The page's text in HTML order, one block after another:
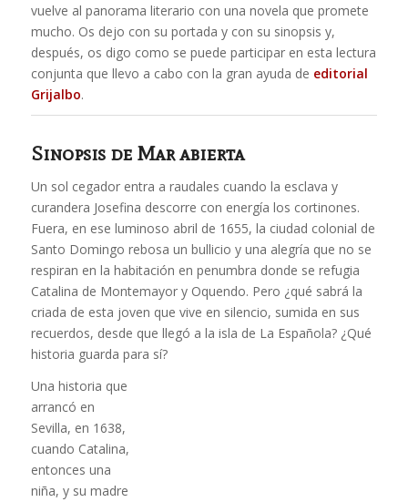
vuelve al panorama literario con una novela que promete
mucho. Os dejo con su portada y con su sinopsis y,
después, os digo como se puede participar en esta lectura
conjunta que llevo a cabo con la gran ayuda de editorial
Grijalbo.
Sinopsis de Mar abierta
Un sol cegador entra a raudales cuando la esclava y
curandera Josefina descorre con energía los cortinones.
Fuera, en ese luminoso abril de 1655, la ciudad colonial de
Santo Domingo rebosa un bullicio y una alegría que no se
respiran en la habitación en penumbra donde se refugia
Catalina de Montemayor y Oquendo. Pero ¿qué sabrá la
criada de esta joven que vive en silencio, sumida en sus
recuerdos, desde que llegó a la isla de La Española? ¿Qué
historia guarda para sí?
Una historia que
arrancó en
Sevilla, en 1638,
cuando Catalina,
entonces una
niña, y su madre